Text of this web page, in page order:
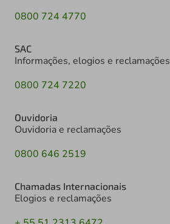
0800 724 4770
SAC
Informações, elogios e reclamações
0800 724 7220
Ouvidoria
Ouvidoria e reclamações
0800 646 2519
Chamadas Internacionais
Elogios e reclamações